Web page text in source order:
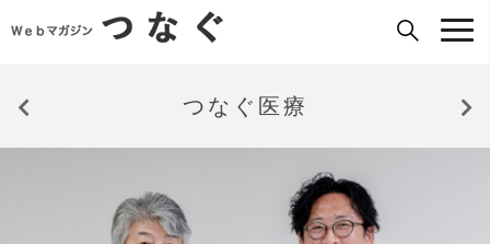
つなぐ医療